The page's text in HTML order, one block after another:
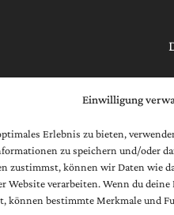
Einwilligung
Erlebnis zu bieten,
zu speichern und/oder
zustimmst, können wir Daten wie
Website verarbeiten. Wenn du
können bestimmte Merkmale und
title="Widerruf / Änderung